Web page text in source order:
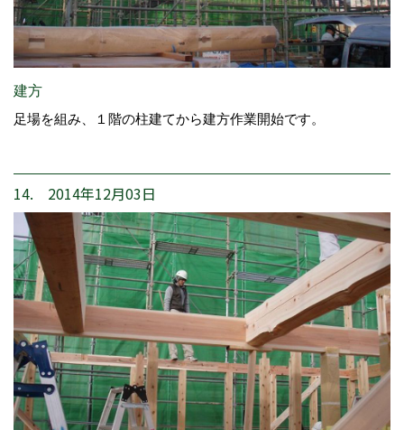
建方
足場を組み、１階の柱建てから建方作業開始です。
14. 2014年12月03日